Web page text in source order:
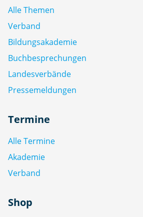
Alle Themen
Verband
Bildungsakademie
Buchbesprechungen
Landesverbände
Pressemeldungen
Termine
Alle Termine
Akademie
Verband
Shop